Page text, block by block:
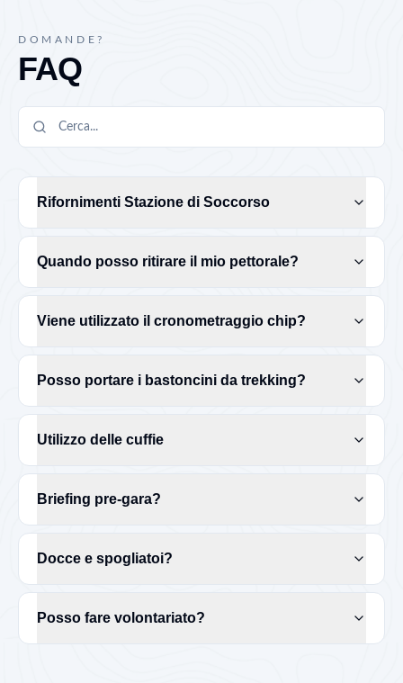
DOMANDE?
FAQ
Rifornimenti Stazione di Soccorso
Quando posso ritirare il mio pettorale?
Viene utilizzato il cronometraggio chip?
Posso portare i bastoncini da trekking?
Utilizzo delle cuffie
Briefing pre-gara?
Docce e spogliatoi?
Posso fare volontariato?